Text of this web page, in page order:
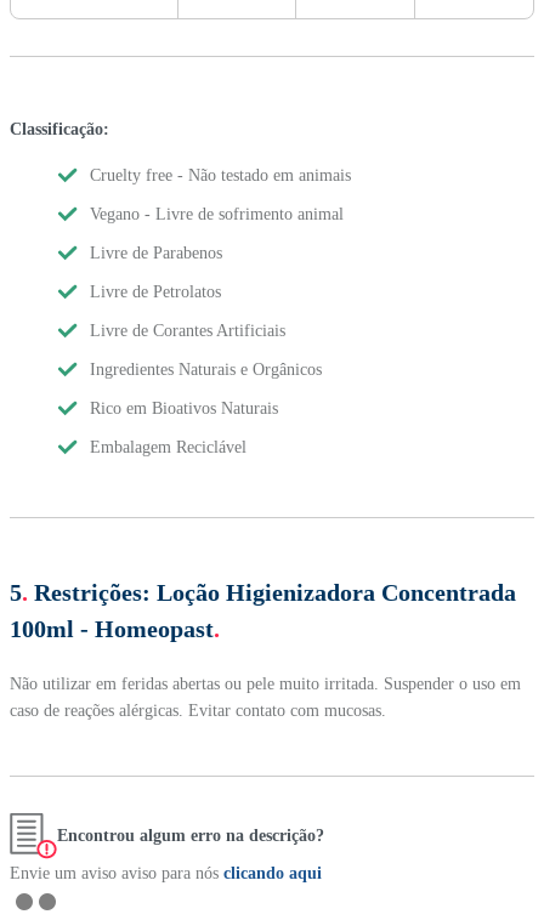
Classificação:
Cruelty free - Não testado em animais
Vegano - Livre de sofrimento animal
Livre de Parabenos
Livre de Petrolatos
Livre de Corantes Artificiais
Ingredientes Naturais e Orgânicos
Rico em Bioativos Naturais
Embalagem Reciclável
5. Restrições: Loção Higienizadora Concentrada
100ml - Homeopast.
Não utilizar em feridas abertas ou pele muito irritada. Suspender o uso em
caso de reações alérgicas. Evitar contato com mucosas.
Encontrou algum erro na descrição?
Envie um aviso aviso para nós clicando aqui